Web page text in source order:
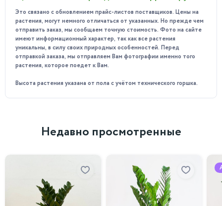
активным веществам.
Создаёт особую атмосферу для настроения.
Особенности ухода:
Предпочитает яркое рассеяное освещение.
Температурный режим в помещении должен быть в
пределах 15-25°C. Важно избегать резких перепадов
температуры и сквозняков.
растение водой.
глубину 2см. Землю следует держать влажной, но не
переувлажненной.
Для поддержания здоровья растения можно
использовать специальные удобрения для бонсай.
Это связано с обновлением прайс-листов поставщиков. Цены на
растения, могут немного отличаться от указанных. Но прежде чем
отправить заказ, мы сообщаем точную стоимость. Фото на сайте
имеют информационный характер, так как все растения
уникальны, в силу своих природных особенностей. Перед
отправкой заказа, мы отправляем Вам фотографии именно того
растения, которое поедет к Вам.
Высота растения указана от пола с учётом технического горшка.
Недавно просмотренные